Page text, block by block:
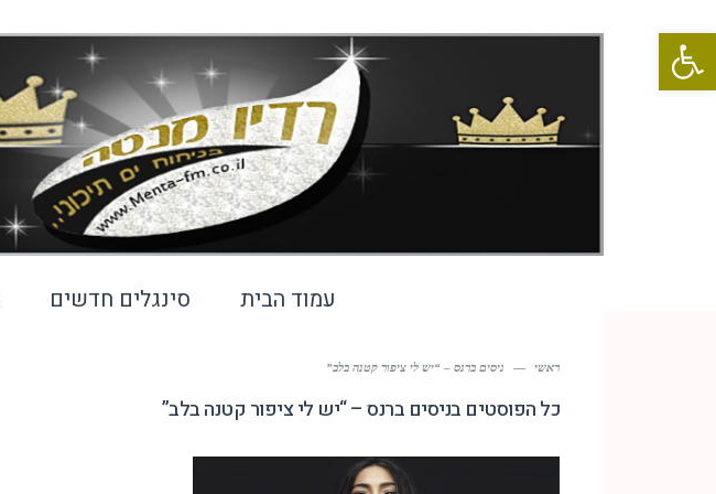
פתח סרגל נגישות
עמוד הבית סינגלים חדשים
ראשי — ניסים ברנס – “יש לי ציפור קטנה בלב”
כל הפוסטים בניסים ברנס – “יש לי ציפור קטנה בלב”